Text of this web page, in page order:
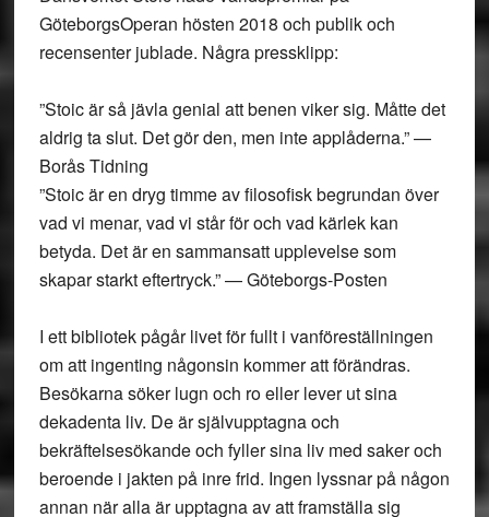
GöteborgsOperan hösten 2018 och publik och
recensenter jublade. Några pressklipp:
”Stoic är så jävla genial att benen viker sig. Måtte det
aldrig ta slut. Det gör den, men inte applåderna.” —
Borås Tidning
”Stoic är en dryg timme av filosofisk begrundan över
vad vi menar, vad vi står för och vad kärlek kan
betyda. Det är en sammansatt upplevelse som
skapar starkt eftertryck.” — Göteborgs-Posten
I ett bibliotek pågår livet för fullt i vanföreställningen
om att ingenting någonsin kommer att förändras.
Besökarna söker lugn och ro eller lever ut sina
dekadenta liv. De är självupptagna och
bekräftelsesökande och fyller sina liv med saker och
beroende i jakten på inre frid. Ingen lyssnar på någon
annan när alla är upptagna av att framställa sig